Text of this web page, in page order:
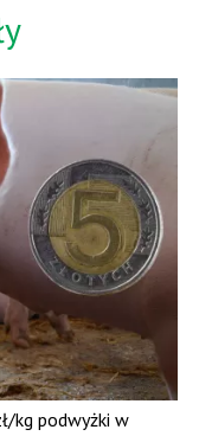
kg podwyżki w